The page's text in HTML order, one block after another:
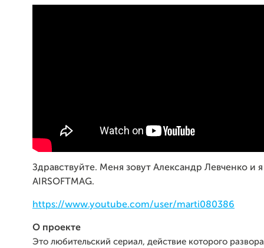
Здравствуйте. Меня зовут Александр Левченко и я
AIRSOFTMAG.
https://www.youtube.com/user/marti080386
О проекте
Это любительский сериал, действие которого